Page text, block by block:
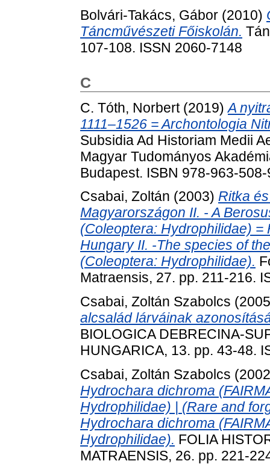
Bolvári-Takács, Gábor (2010)
Táncművészeti Főiskolán.
107-108. ISSN 2060-7148
C
C. Tóth, Norbert(2019)A
1111–1526 = Archontologia
Subsidia Ad Historiam Medii
Magyar Tudományos
Budapest. ISBN 978-963-
Csabai, Zoltán (2003) Ritka
Magyarországon II. - A
(Coleoptera: Hydrophilidae)
Hungary II. -The species of
(Coleoptera: Hydrophilidae).
Matraensis, 27. pp. 211-216.
Csabai, Zoltán Szabolcs
alcsalád lárváinak
BIOLOGICA DEBRECINA-
HUNGARICA, 13. pp. 43-48.
Csabai, Zoltán Szabolcs
Hydrochara dichroma
Hydrophilidae) | (Rare and
Hydrochara dichroma
Hydrophilidae). FOLIA
MATRAENSIS, 26. pp. 221-